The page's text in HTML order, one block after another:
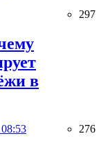
297
в
08:53 276